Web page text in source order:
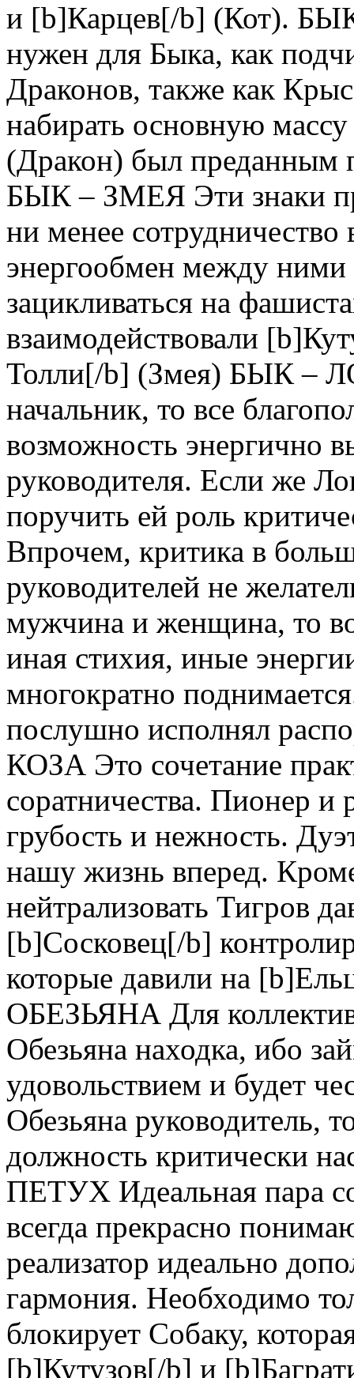
и [b]Карцев[/b] (Кот).
нужен для Быка, как
Драконов, также как
набирать основную
(Дракон) был
БЫК – ЗМЕЯ Эти знаки
ни менее
энергообмен между
зацикливаться на
взаимодействовали
Толли[/b] (Змея) БЫК –
начальник, то все
возможность энергично
руководителя. Если же
поручить ей роль
Впрочем, критика в
руководителей не
мужчина и женщина, то
иная стихия, иные
многократно
послушно исполнял
КОЗА Это сочетание
соратничества. Пионер и
грубость и нежность.
нашу жизнь вперед.
нейтрализовать Тигров
[b]Сосковец[/b]
которые давили на
ОБЕЗЬЯНА Для
Обезьяна находка, ибо
удовольствием и будет
Обезьяна руководитель,
должность критически
ПЕТУХ Идеальная пара
всегда прекрасно
реализатор идеально
гармония. Необходимо
блокирует Собаку,
[b]Кутузов[/b] и